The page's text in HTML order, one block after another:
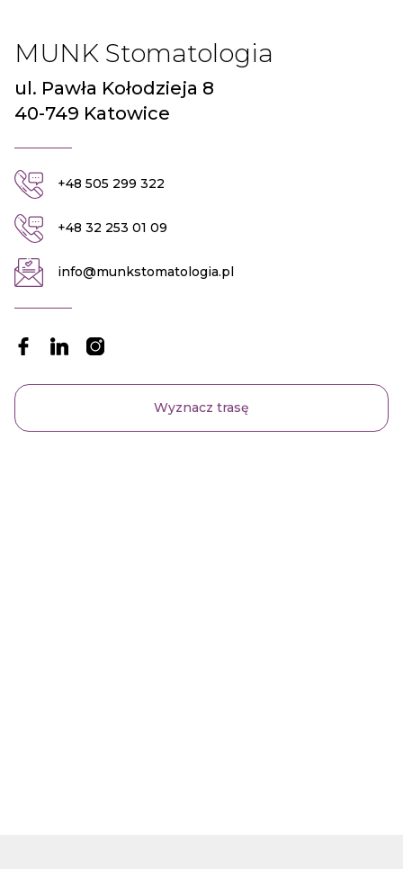
MUNK Stomatologia
ul. Pawła Kołodzieja 8
40-749 Katowice
+48 505 299 322
+48 32 253 01 09
info@munkstomatologia.pl
Wyznacz trasę